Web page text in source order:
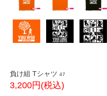
負け組 Tシャツ 47
3,200円(税込)